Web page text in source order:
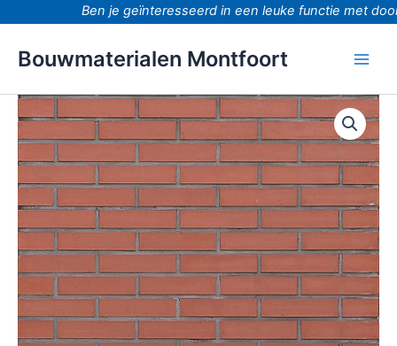
Ben je geïnteresseerd in een leuke functie met
Bouwmaterialen Montfoort
Rood
glad
rood
waalformaat
aantal